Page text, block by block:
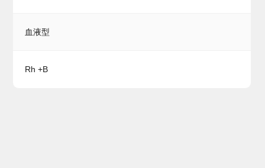
血液型
Rh +B